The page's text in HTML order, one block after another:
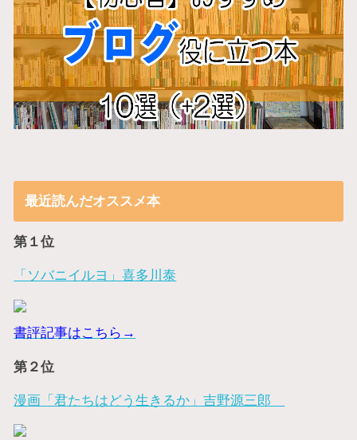
最近読んだオススメ本
第１位
「ソバニイルヨ」喜多川泰
書評記事はこちら→
第２位
漫画「君たちはどう生きるか」吉野源三郎